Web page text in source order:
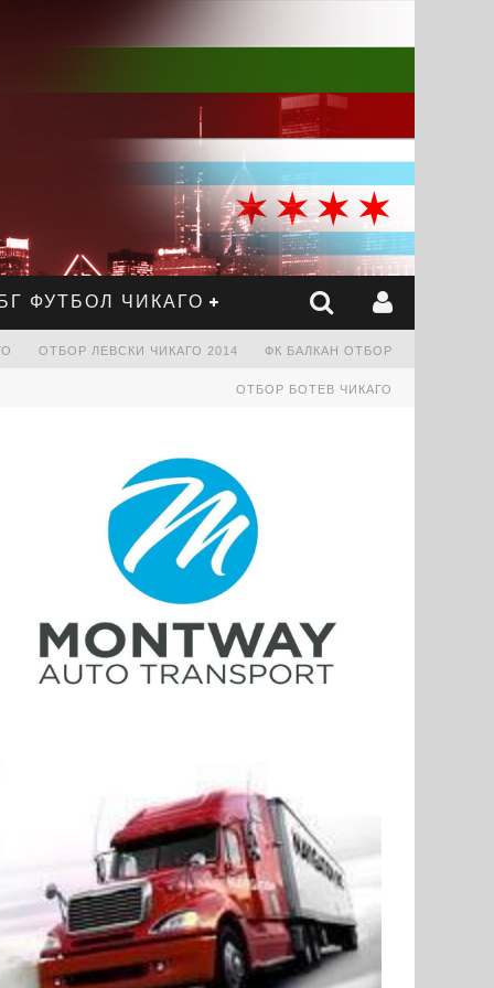
БГ ФУТБОЛ ЧИКАГО
OТБОР ЛЕВСКИ ЧИКАГО 2014 ФК БАЛКАН ОТБОР
ОТБОР БОТЕВ ЧИКАГО